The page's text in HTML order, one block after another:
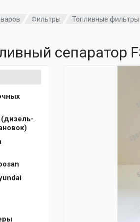
Фильтры Топливные фильтры
сепаратор